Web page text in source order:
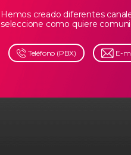
Hemos creado diferentes
seleccione como quiere
Teléfono (PBX) E-